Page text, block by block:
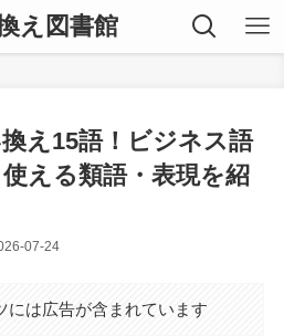
え図書館
え15語！ビジネス語
える類語・表現を紹
07-24
には広告が含まれています